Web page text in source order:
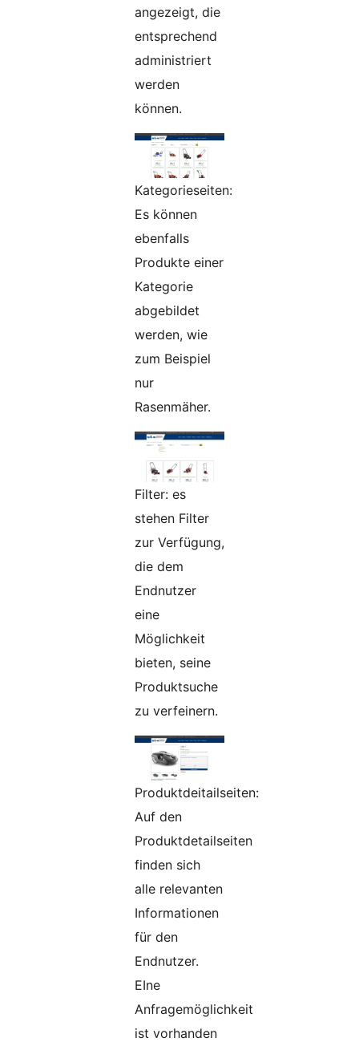
angezeigt, die
entsprechend
administriert
werden
können.
Kategorieseiten:
Es können
ebenfalls
Produkte einer
Kategorie
abgebildet
werden, wie
zum Beispiel
nur
Rasenmäher.
Filter: es
stehen Filter
zur Verfügung,
die dem
Endnutzer
eine
Möglichkeit
bieten, seine
Produktsuche
zu verfeinern.
Produktdeitailseiten:
Auf den
Produktdetailseiten
finden sich
alle relevanten
Informationen
für den
Endnutzer.
EIne
Anfragemöglichkeit
ist vorhanden